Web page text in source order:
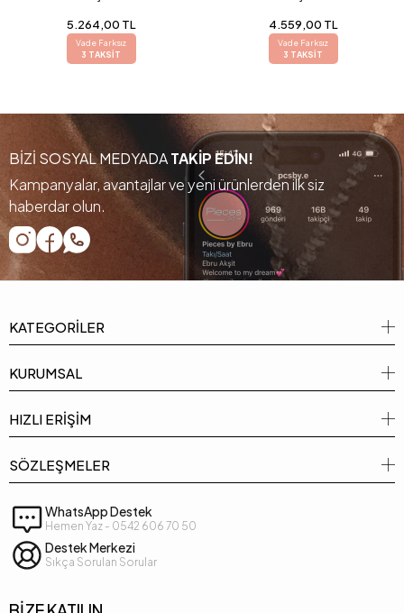
5.264,00 TL
Vade Farksız
3 TAKSİT
4.559,00 TL
Vade Farksız
3 TAKSİT
BİZİ SOSYAL MEDYADATAKİP EDİN!
Kampanyalar, avantajlar ve yeni ürünlerden ilk siz
haberdar olun.
KATEGORİLER
KURUMSAL
HIZLI ERİŞİM
SÖZLEŞMELER
WhatsApp Destek
Hemen Yaz - 0542 606 70 50
Destek Merkezi
Sıkça Sorulan Sorular